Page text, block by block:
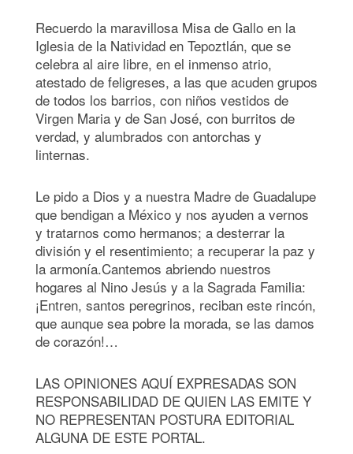
Recuerdo la maravillosa Misa de Gallo en la
Iglesia de la Natividad en Tepoztlán, que se
celebra al aire libre, en el inmenso atrio,
atestado de feligreses, a las que acuden grupos
de todos los barrios, con niños vestidos de
Virgen Maria y de San José, con burritos de
verdad, y alumbrados con antorchas y
linternas.
Le pido a Dios y a nuestra Madre de Guadalupe
que bendigan a México y nos ayuden a vernos
y tratarnos como hermanos; a desterrar la
división y el resentimiento; a recuperar la paz y
la armonía.Cantemos abriendo nuestros
hogares al Nino Jesús y a la Sagrada Familia:
¡Entren, santos peregrinos, reciban este rincón,
que aunque sea pobre la morada, se las damos
de corazón!…
LAS OPINIONES AQUÍ EXPRESADAS SON
RESPONSABILIDAD DE QUIEN LAS EMITE Y
NO REPRESENTAN POSTURA EDITORIAL
ALGUNA DE ESTE PORTAL.